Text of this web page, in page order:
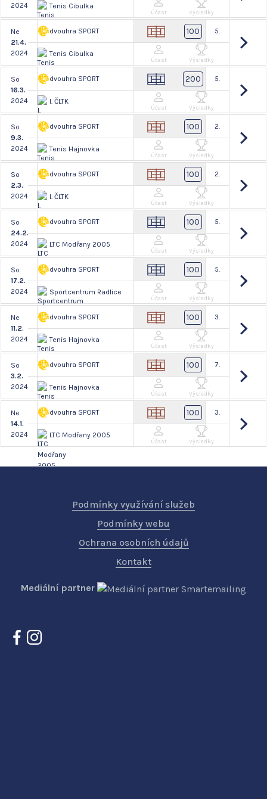
2024
Tenis Cibulka
Účast Výsledky
Ne
21.4.
2024
dvouhra SPORT
Tenis Cibulka
100 5.
Účast Výsledky
So
16.3.
2024
dvouhra SPORT
I. ČLTK
200 5.
Účast Výsledky
So
9.3.
2024
dvouhra SPORT
Tenis Hajnovka
100 2.
Účast Výsledky
So
2.3.
2024
dvouhra SPORT
I. ČLTK
100 2.
Účast Výsledky
So
24.2.
2024
dvouhra SPORT
LTC Modřany 2005
100 5.
Účast Výsledky
So
17.2.
2024
dvouhra SPORT
Sportcentrum Radlice
100 5.
Účast Výsledky
Ne
11.2.
2024
dvouhra SPORT
Tenis Hajnovka
100 3.
Účast Výsledky
So
3.2.
2024
dvouhra SPORT
Tenis Hajnovka
100 7.
Účast Výsledky
Ne
14.1.
2024
dvouhra SPORT
LTC Modřany 2005
100 3.
Účast Výsledky
Podmínky využívání služeb
Podmínky webu
Ochrana osobních údajů
Kontakt
Mediální partner